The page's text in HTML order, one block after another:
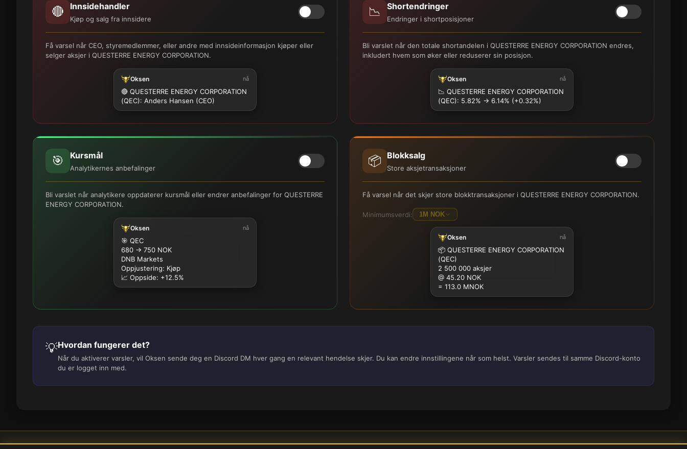
🔴 Innsidehandler
Kjøp og salg fra innsidere
Få varsel når CEO, styremedlemmer, eller andre med innsideinformasjon kjøper eller
selger aksjer i QUESTERRE ENERGY CORPORATION.
Oksen nå
🔴 QUESTERRE ENERGY CORPORATION
(QEC): Anders Hansen (CEO)
📉 Shortendringer
Endringer i shortposisjoner
Bli varslet når den totale shortandelen i QUESTERRE ENERGY CORPORATION endres,
inkludert hvem som øker eller reduserer sin posisjon.
Oksen nå
📉 QUESTERRE ENERGY CORPORATION
(QEC): 5.82% → 6.14% (+0.32%)
🎯 Kursmål
Analytikernes anbefalinger
Bli varslet når analytikere oppdaterer kursmål eller endrer anbefalinger for QUESTERRE
ENERGY CORPORATION.
Oksen nå
🎯 QEC
680 → 750 NOK
DNB Markets
Oppjustering: Kjøp
📈 Oppside: +12.5%
📦 Blokksalg
Store aksjetransaksjoner
Få varsel når det skjer store blokktransaksjoner i QUESTERRE ENERGY CORPORATION.
Minimumsverdi: 1M NOK
1M
Oksen nå
📦 QUESTERRE ENERGY CORPORATION
(QEC)
2 500 000 aksjer
@ 45.20 NOK
= 113.0 MNOK
💡Hvordan fungerer det?
Når du aktiverer varsler, vil Oksen sende deg en Discord DM hver gang en relevant hendelse skjer. Du kan endre innstillingene når som helst. Varsler sendes til samme Discord-konto
du er logget inn med.